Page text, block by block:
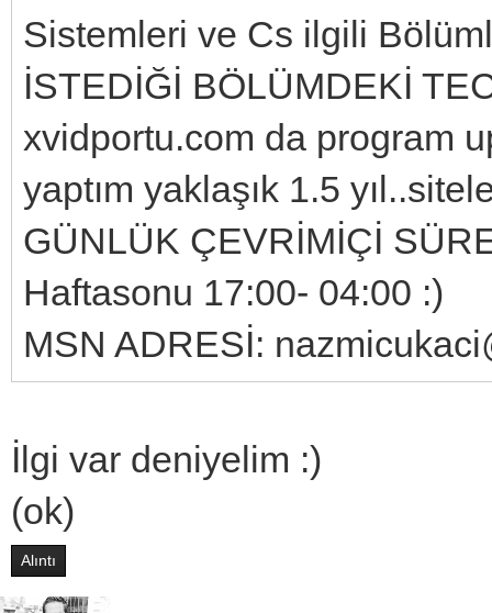
Sistemleri ve Cs ilgili
İSTEDİĞİ BÖLÜMDEKİ
xvidportu.com da program
yaptım yaklaşık 1.5
GÜNLÜK ÇEVRİMİÇİ
Haftasonu 17:00- 04:00 :)
MSN ADRESİ:
İlgi var deniyelim :)
(ok)
Alıntı